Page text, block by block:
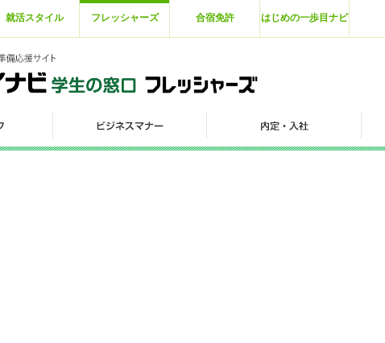
就活スタイル フレッシャーズ 合宿免許 はじめの一歩目ナビ